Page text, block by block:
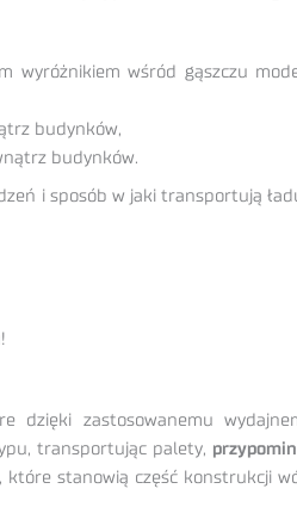
wyróżnikiem wśród gąszczu
budynków,
budynków.
i sposób w jaki transportują
dzięki zastosowanemu
transportując palety,
stanowią część konstrukcji